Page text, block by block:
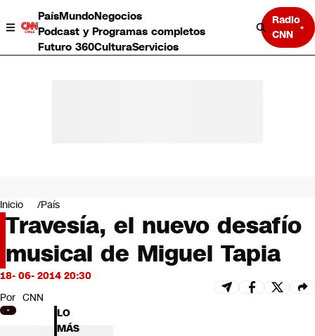
PaísMundoNegocios
Podcast y Programas completos
Futuro 360CulturaServicios
Radio
CNN
Negocios
Deportes
Programas completos
Cultura
Servicios
Bits
CNN Data
CNN tiempo
Futuro 360
Inicio País
Travesía, el nuevo desafío
musical de Miguel Tapia
18- 06- 2014 20:30
Por CNN
LO
MÁS